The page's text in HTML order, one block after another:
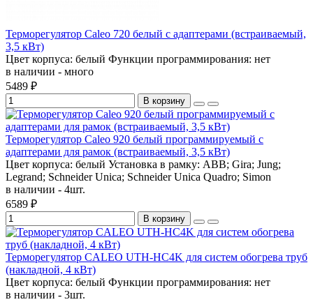
Терморегулятор Caleo 720 белый с адаптерами (встраиваемый,
3,5 кВт)
Цвет корпуса: белый Функции программирования: нет
в наличии - много
5489 ₽
В корзину
Терморегулятор Caleo 920 белый программируемый с
адаптерами для рамок (встраиваемый, 3,5 кВт)
Цвет корпуса: белый Установка в рамку: ABB; Gira; Jung;
Legrand; Schneider Unica; Schneider Unica Quadro; Simon
в наличии - 4шт.
6589 ₽
В корзину
Терморегулятор CALEO UTH-HC4K для систем обогрева труб
(накладной, 4 кВт)
Цвет корпуса: белый Функции программирования: нет
в наличии - 3шт.